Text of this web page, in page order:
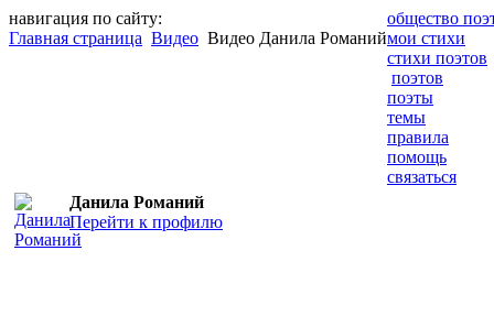
навигация по сайту:
Главная страница Видео Видео Данила Романий
общество
мои стихи
стихи поэтов
поэтов
поэты
темы
правила
помощь
связаться
Данила Романий
Перейти к профилю